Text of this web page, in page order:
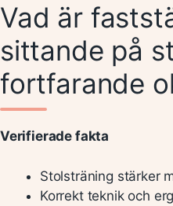
Vad är
sittande på
fortfarande
Verifierade fakta
Stolsträning stärker
Korrekt teknik och